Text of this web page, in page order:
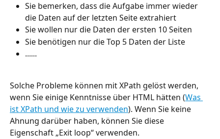
Sie bemerken, dass die Aufgabe immer wieder
die Daten auf der letzten Seite extrahiert
Sie wollen nur die Daten der ersten 10 Seiten
Sie benötigen nur die Top 5 Daten der Liste
......
Solche Probleme können mit XPath gelöst werden,
wenn Sie einige Kenntnisse über HTML hätten (Was
ist XPath und wie zu verwenden). Wenn Sie keine
Ahnung darüber haben, können Sie diese
Eigenschaft „Exit loop“ verwenden.